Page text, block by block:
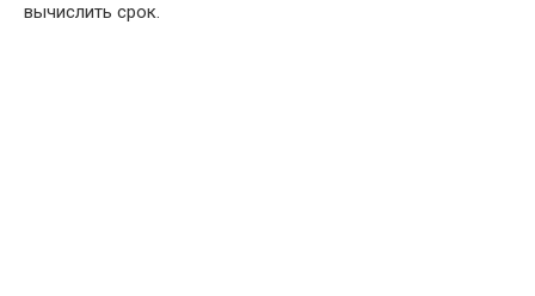
вычислить срок.